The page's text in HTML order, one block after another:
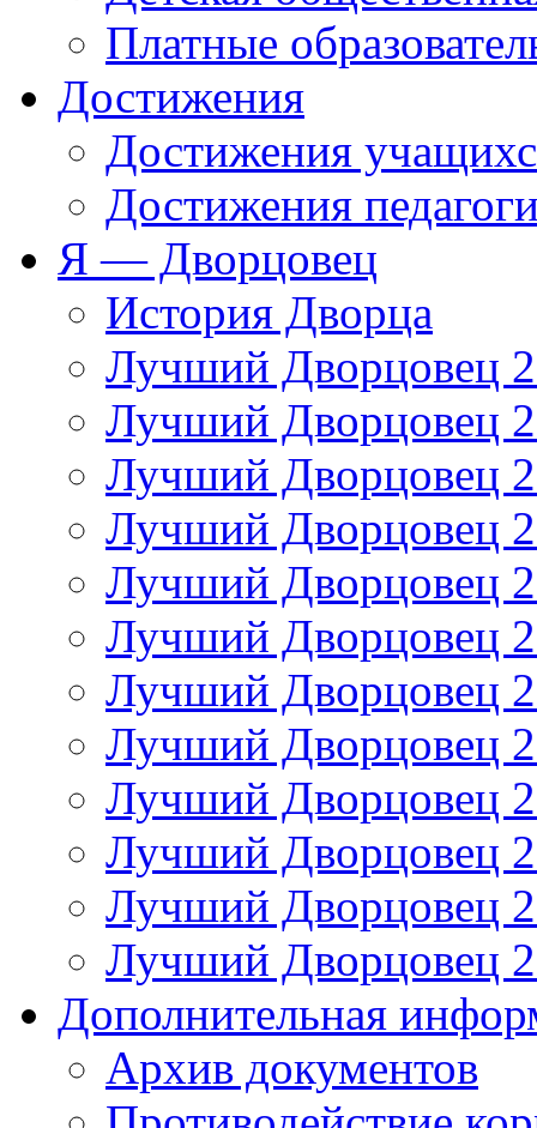
Платные
Достижения
Достижения
Достижения
Я — Дворцовец
История Дворца
Лучший Дворцовец
Лучший Дворцовец
Лучший Дворцовец
Лучший Дворцовец
Лучший Дворцовец
Лучший Дворцовец
Лучший Дворцовец
Лучший Дворцовец
Лучший Дворцовец
Лучший Дворцовец
Лучший Дворцовец
Лучший Дворцовец
Дополнительная
Архив документов